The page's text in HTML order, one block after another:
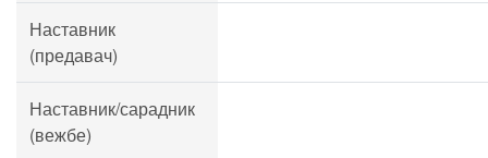
Наставник
(предавач)
Наставник/сарадник
(вежбе)